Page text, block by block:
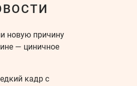
новую причину
— циничное
кадр с